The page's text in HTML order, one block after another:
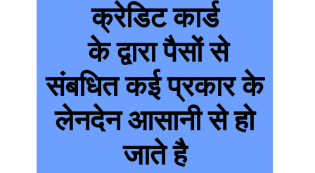
क्रेडिट कार्ड
के द्वारा पैसों से
संबधित कई प्रकार के
लेनदेन आसानी से हो
जाते है